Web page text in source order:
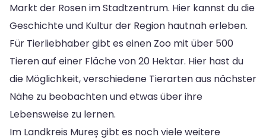
Markt der Rosen im Stadtzentrum. Hier kannst du die
Geschichte und Kultur der Region hautnah erleben.
Für Tierliebhaber gibt es einen Zoo mit über 500
Tieren auf einer Fläche von 20 Hektar. Hier hast du
die Möglichkeit, verschiedene Tierarten aus nächster
Nähe zu beobachten und etwas über ihre
Lebensweise zu lernen.
Im Landkreis Mureș gibt es noch viele weitere